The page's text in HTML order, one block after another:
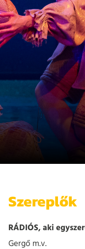
Szereplők
RÁDIÓS, aki
Gergő m.v.